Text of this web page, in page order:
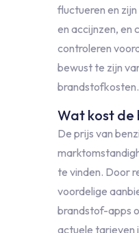
fluctueren en
en accijnzen, en
controleren
bewust te zijn
brandstofkosten.
Wat kost de
De prijs van
te vinden. Door
voordelige
brandstof-apps
actuele tarieven